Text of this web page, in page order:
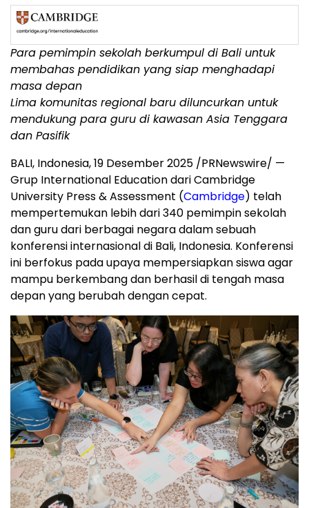
Para pemimpin sekolah berkumpul di Bali untuk
membahas pendidikan yang siap menghadapi
masa depan
Lima komunitas regional baru diluncurkan untuk
mendukung para guru di kawasan Asia Tenggara
dan Pasifik
BALI, Indonesia, 19 Desember 2025 /PRNewswire/ —
Grup International Education dariCambridge
University Press & Assessment (Cambridge) telah
mempertemukan lebih dari 340 pemimpin sekolah
dan guru dari berbagai negara dalam sebuah
konferensi internasional di Bali, Indonesia. Konferensi
ini berfokus pada upaya mempersiapkan siswa agar
mampu berkembang dan berhasil di tengah masa
depan yang berubah dengan cepat.